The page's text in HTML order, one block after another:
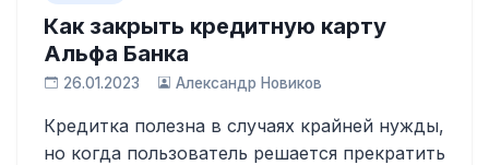
Как закрыть кредитную карту
Альфа Банка
26.01.2023 Александр Новиков
Кредитка полезна в случаях крайней нужды,
но когда пользователь решается прекратить